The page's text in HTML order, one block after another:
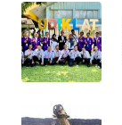
WAHANA
HEALTH
WAHANA
WISATA